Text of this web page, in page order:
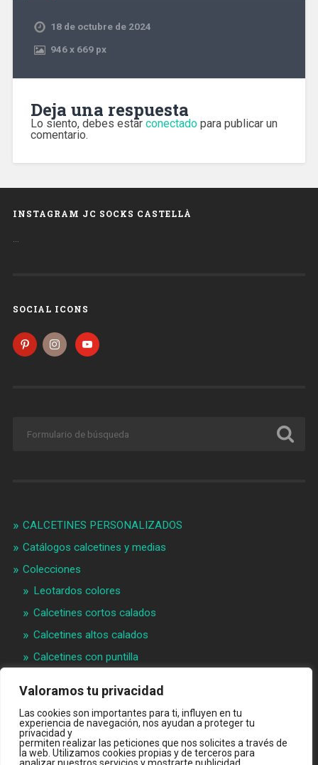
Valoramos tu privacidad
Las cookies son importantes para ti, influyen en tu
experiencia de navegación, nos ayudan a proteger tu
privacidad y
permiten realizar las peticiones que nos solicites a través de
la web. Utilizamos cookies propias y de terceros para
18 de octubre de 2024
946x669 px
Deja una respuesta
Lo siento, debes estar conectadopara publicar un
comentario.
INSTAGRAM JC SOCKS CASTELLÀ
…
SOCIAL ICONS
CALCETINES PERSONALIZADOS
Catálogos calcetines y medias
Colecciones
Leotardos colores
Calcetines cortos calados
Calcetines altos calados
Calcetines con puntilla
Materias primeras
Videos
Quiénes somos